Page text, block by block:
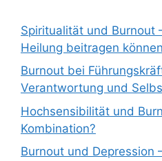
Spiritualität und Burnout
Heilung beitragen können
Burnout bei
Verantwortung und
Hochsensibilität und
Kombination?
Burnout und Depression